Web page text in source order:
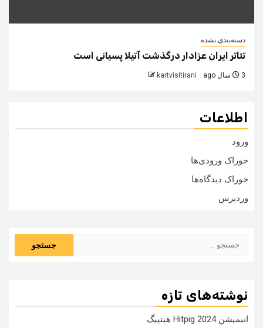
دسته‌بندی نشده
تئاتر ایران عزادار درگذشت آتیلا پسیانی است
3 سال ago kartvisitirani
اطلاعات
ورود
خوراک ورودی‌ها
خوراک دیدگاه‌ها
وردپرس
نوشته‌های تازه
انیمیشن Hitpig 2024 هیتپیگ